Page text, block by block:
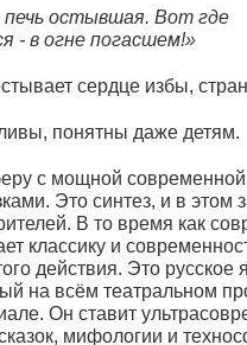
остывшая. Вот где
- в огне погасшем!»
сердце избы,
понятны даже детям.
с мощной современной
Это синтез, и в этом
В то время как
классику и
действия. Это русское
на всём театральном
Он ставит
мифологии и